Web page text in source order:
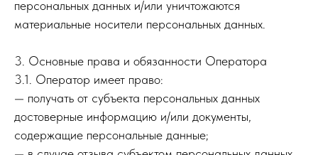
персональных данных и/или уничтожаются
материальные носители персональных данных.
3. Основные права и обязанности Оператора
3.1. Оператор имеет право:
— получать от субъекта персональных данных
достоверные информацию и/или документы,
содержащие персональные данные;